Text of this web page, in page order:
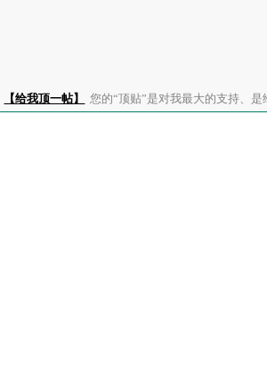
【给我顶一帖】 您的“顶贴”是对我最大的支持、